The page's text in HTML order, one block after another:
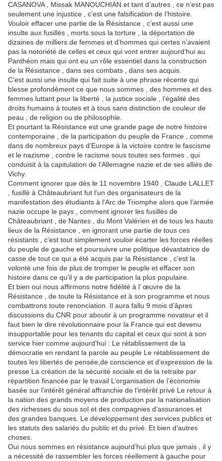
CASANOVA , Missak MANOUCHIAN et tant d’autres , ce n’est pas
seulement une injustice , c’est une falsification de l’histoire.
Vouloir effacer une partie de la Résistance , c’est aussi une
insulte aux fusillés , morts sous la torture , la déportation de
dizaines de milliers de femmes et d’hommes qui certes n’avaient
pas la notoriété de celles et ceux qui vont entrer aujourd’hui au
Panthéon mais qui ont eu un rôle essentiel dans la construction
de la Résistance , dans ses combats , dans ses acquis.
C’est aussi une insulte qui fait suite à une phrase récente qui
blesse profondément ce que nous sommes , des hommes et des
femmes luttant pour la liberté , la justice sociale , l’égalité des
droits humains à toutes et à tous sans distinction de couleur de
peau , de religion ou de philosophie.
Et pourtant la Résistance est une grande page de notre histoire
contemporaine , de la participation du peuple de France , comme
dans de nombreux pays d’Europe à la victoire contre le fascisme
et le nazisme , contre le racisme sous toutes ses formes , qui
conduisit à la capitulation de l’Allemagne nazie et de ses alliés de
Vichy.
Comment ignorer que dès le 11 novembre 1940 , Claude LALLET
, fusillé à Châteaubriant fut l’un des organisateurs de la
manifestation des étudiants à l’Arc de Triomphe alors que l’armée
nazie occupe le pays , comment ignorer les fusillés de
Châteaubriant , de Nantes , du Mont Valérien et de tous les hauts
lieux de la Résistance , en ignorant une partie de tous ces
résistants , c’est tout simplement vouloir écarter les forces réelles
du peuple de gauche et poursuivre une politique dévastatrice de
casse de tout ce qui a été acquis par la Résistance , c’est la
volonté une fois de plus de tromper le peuple et effacer son
histoire dans ce qu’il y a de participation la plus populaire.
Et bien oui nous affirmons notre fidélité à l’ œuvre de la
Résistance , de toute la Résistance et à son programme et nous
combattrons toute renonciation. Il aura fallu 9 mois d’âpres
discussions du CNR pour aboutir à un programme novateur et il
faut bien le dire révolutionnaire pour la France qui est devenu
insupportable pour les tenants du capital et ceux qui sont à son
service hier comme aujourd’hui : Le rétablissement de la
démocratie en rendant la parole au peuple Le rétablissement de
toutes les libertés de pensée,de conscience et d’expression de la
presse La création de la sécurité sociale et de la retraite par
répartition financée par le travail L’organisation de l’économie
basée sur l’intérêt général affranchie de l’intérêt privé Le retour à
la nation des grands moyens de production par la nationalisation
des richesses du sous sol et des compagnies d’assurances et
des grandes banques. Le développement des services publics et
les statuts des salariés du public et du privé. Et bien d’autres
choses.
Oui nous sommes en résistance aujourd’hui plus que jamais , il y
a nécessité de rassembler les forces réellement à gauche pour